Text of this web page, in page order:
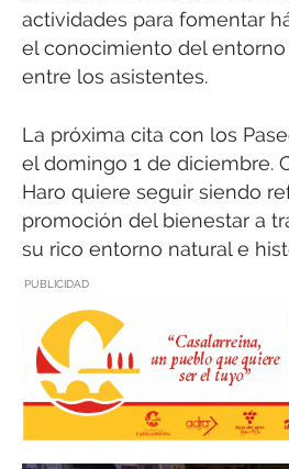
actividades para fomentar
el conocimiento del
entre los asistentes.
La próxima cita con los
el domingo 1 de diciembre.
Haro quiere seguir siendo
promoción del bienestar a
su rico entorno natural e
PUBLICIDAD